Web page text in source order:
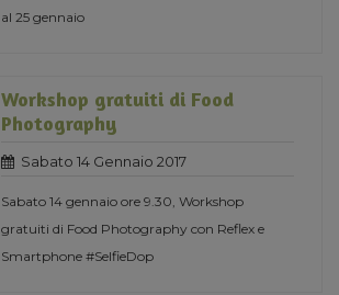
al 25 gennaio
Workshop gratuiti di Food
Photography
Sabato 14 Gennaio 2017
Sabato 14 gennaio ore 9.30, Workshop
gratuiti di Food Photography con Reflex e
Smartphone #SelfieDop